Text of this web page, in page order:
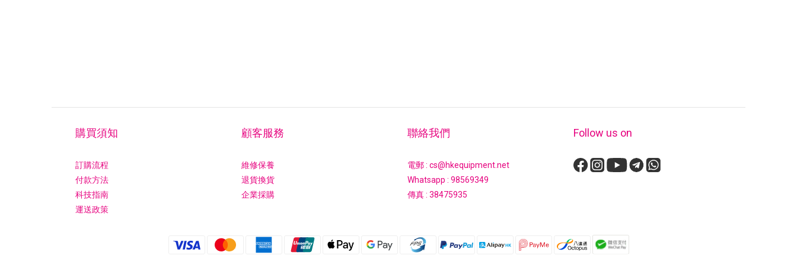
購買須知
訂購流程
付款方法
科技指南
運送政策
顧客服務
維修保養
退貨換貨
企業採購
聯絡我們
電郵 : cs@hkequipment.net
Whatsapp : 98569349
傳真 : 38475935
Follow us on